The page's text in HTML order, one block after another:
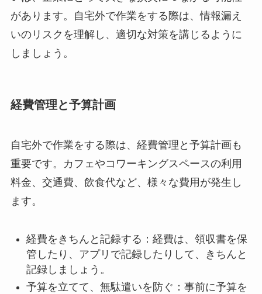
があります。自宅外で作業をする際は、情報漏え
いのリスクを理解し、適切な対策を講じるように
しましょう。
経費管理と予算計画
自宅外で作業をする際は、経費管理と予算計画も
重要です。カフェやコワーキングスペースの利用
料金、交通費、飲食代など、様々な費用が発生し
ます。
経費をきちんと記録する：経費は、領収書を保
管したり、アプリで記録したりして、きちんと
記録しましょう。
予算を立てて、無駄遣いを防ぐ：事前に予算を